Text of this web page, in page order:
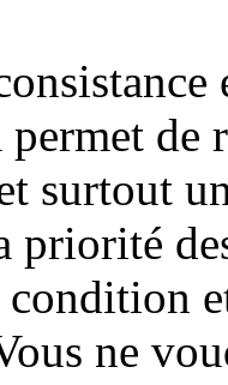
de
surtout
priorité
condition
ne